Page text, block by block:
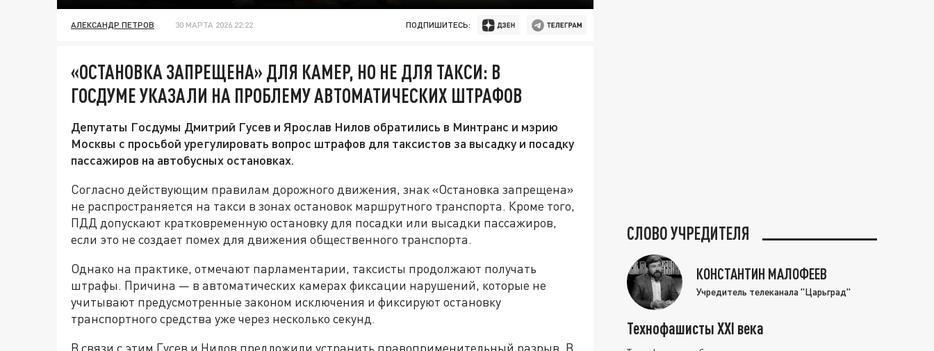
АЛЕКСАНДР ПЕТРОВ 30 МАРТА 2026 22:22 ПОДПИШИТЕСЬ:
«ОСТАНОВКА ЗАПРЕЩЕНА» ДЛЯ КАМЕР, НО НЕ ДЛЯ ТАКСИ: В
ГОСДУМЕ УКАЗАЛИ НА ПРОБЛЕМУ АВТОМАТИЧЕСКИХ ШТРАФОВ
Депутаты Госдумы Дмитрий Гусев и Ярослав Нилов обратились в Минтранс и мэрию
Москвы с просьбой урегулировать вопрос штрафов для таксистов за высадку и посадку
пассажиров на автобусных остановках.
Согласно действующим правилам дорожного движения, знак «Остановка запрещена»
не распространяется на такси в зонах остановок маршрутного транспорта. Кроме того,
ПДД допускают кратковременную остановку для посадки или высадки пассажиров,
если это не создает помех для движения общественного транспорта.
Однако на практике, отмечают парламентарии, таксисты продолжают получать
штрафы. Причина — в автоматических камерах фиксации нарушений, которые не
учитывают предусмотренные законом исключения и фиксируют остановку
транспортного средства уже через несколько секунд.
В связи с этим Гусев и Нилов предложили устранить правоприменительный разрыв. В
СЛОВО УЧРЕДИТЕЛЯ
КОНСТАНТИН МАЛОФЕЕВ
Учредитель телеканала "Царьград"
Технофашисты XXI века